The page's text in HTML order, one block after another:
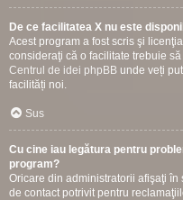
De ce facilitatea X nu este
Acest program a fost scris şi
consideraţi că o facilitate trebuie
Centrul de idei phpBB unde veți
facilități noi.
Sus
Cu cine iau legătura pentru
program?
Oricare din administratorii afişaţi în
de contact potrivit pentru